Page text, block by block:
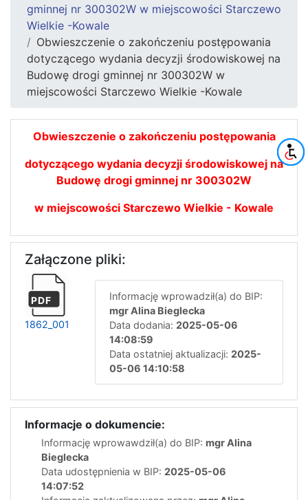
gminnej nr 300302W w miejscowości Starczewo
Wielkie -Kowale
Obwieszczenie o zakończeniu postępowania
dotyczącego wydania decyzji środowiskowej na
Budowę drogi gminnej nr 300302W w
miejscowości Starczewo Wielkie -Kowale
Obwieszczenie o zakończeniu postępowania
dotyczącego wydania decyzji środowiskowej na
Budowę drogi gminnej nr 300302W
w miejscowości Starczewo Wielkie - Kowale
Załączone pliki:
PDF
1862_001
Informację wprowadził(a) do BIP:
mgr Alina Bieglecka
Data dodania: 2025-05-06
14:08:59
Data ostatniej aktualizacji: 2025-
05-06 14:10:58
Informacje o dokumencie:
Informację wprowawdził(a) do BIP: mgr Alina
Bieglecka
Data udostępnienia w BIP: 2025-05-06
14:07:52